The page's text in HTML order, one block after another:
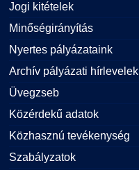
Jogi kitételek
Minőségirányítás
Nyertes pályázataink
Archív pályázati hírlevelek
Üvegzseb
Közérdekű adatok
Közhasznú tevékenység
Szabályzatok